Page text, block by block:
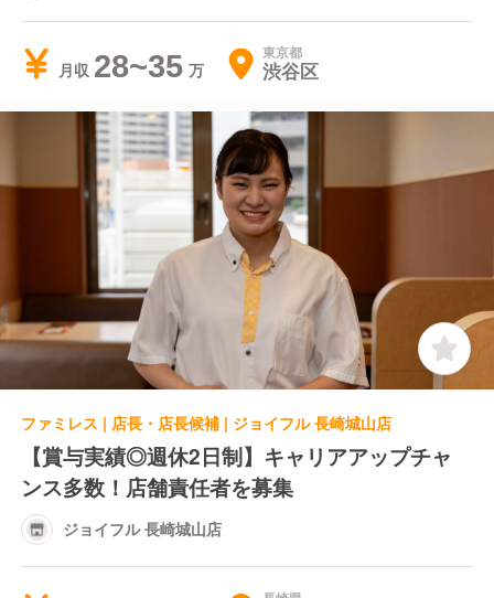
月収 28~35 東京都
渋谷区
ファミレス | 店長・店長候補 | ジョイフル 長崎城山店
【賞与実績◎週休2日制】キャリアアップチャ
ンス多数！店舗責任者を募集
ジョイフル 長崎城山店